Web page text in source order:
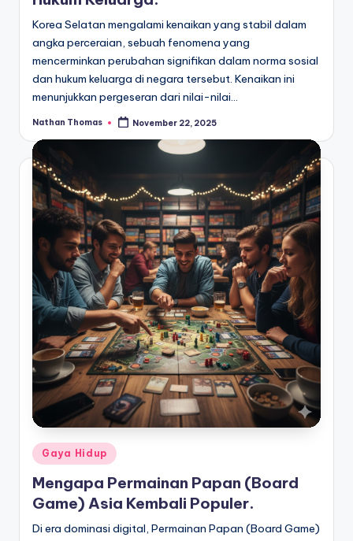
Korea Selatan mengalami kenaikan yang stabil dalam
angka perceraian, sebuah fenomena yang
mencerminkan perubahan signifikan dalam norma sosial
dan hukum keluarga di negara tersebut. Kenaikan ini
menunjukkan pergeseran dari nilai-nilai…
Posted
Nathan Thomas November 22, 2025
Posted
in
Gaya Hidup
Mengapa Permainan Papan (Board
Game) Asia Kembali Populer.
Di era dominasi digital, Permainan Papan (Board Game)